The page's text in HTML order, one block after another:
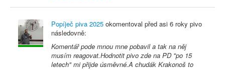
Popíječ piva 2025 okomentoval před asi 6 roky pivo
následovně:
Komentář pode mnou mne pobavil a tak na něj
musím reagovat.Hodnotit pivo zde na PD "po 15
letech" mi přijde úsměvné.A chudák Krakonoš to